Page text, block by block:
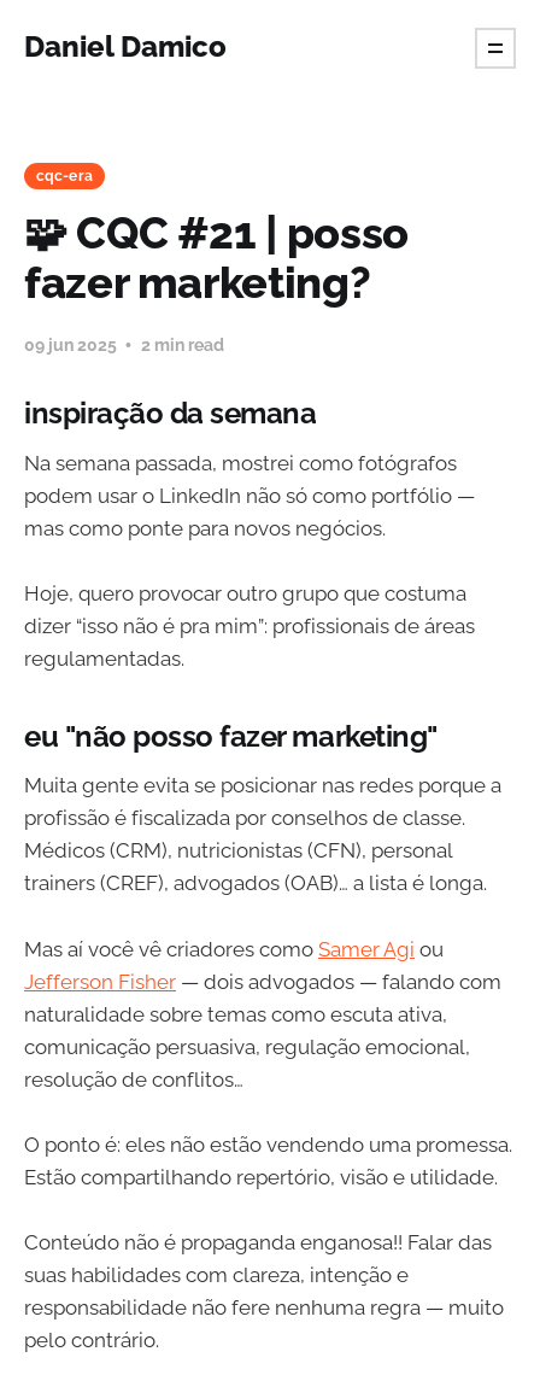
Daniel Damico
cqc-era
🧩 CQC #21 | posso
fazer marketing?
09 jun 2025 2 min read
inspiração da semana
Na semana passada, mostrei como fotógrafos
podem usar o LinkedIn não só como portfólio —
mas como ponte para novos negócios.
Hoje, quero provocar outro grupo que costuma
dizer “isso não é pra mim”: profissionais de áreas
regulamentadas.
eu "não posso fazer marketing"
Muita gente evita se posicionar nas redes porque a
profissão é fiscalizada por conselhos de classe.
Médicos (CRM), nutricionistas (CFN), personal
trainers (CREF), advogados (OAB)… a lista é longa.
Mas aí você vê criadores como Samer Agi ou
Jefferson Fisher — dois advogados — falando com
naturalidade sobre temas como escuta ativa,
comunicação persuasiva, regulação emocional,
resolução de conflitos…
O ponto é: eles não estão vendendo uma promessa.
Estão compartilhando repertório, visão e utilidade.
Conteúdo não é propaganda enganosa!! Falar das
suas habilidades com clareza, intenção e
responsabilidade não fere nenhuma regra — muito
pelo contrário.